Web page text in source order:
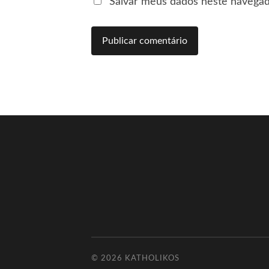
© 2026 KATHOLIKOS